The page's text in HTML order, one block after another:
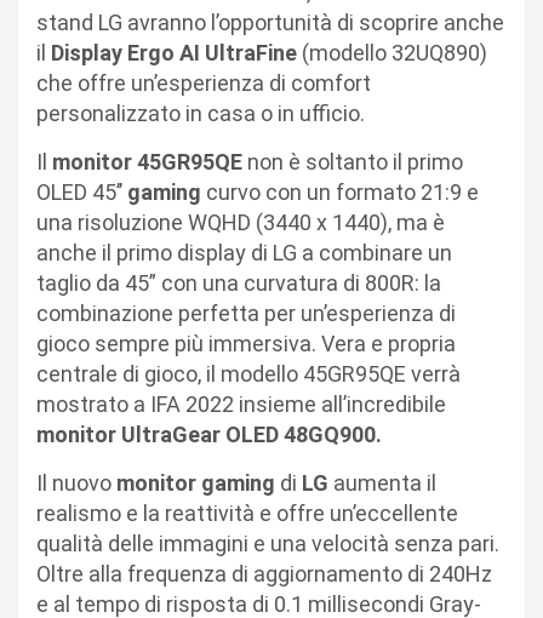
stand LG avranno l’opportunità di scoprire anche
il Display Ergo AI UltraFine (modello 32UQ890)
che offre un’esperienza di comfort
personalizzato in casa o in ufficio.
Il monitor 45GR95QE non è soltanto il primo
OLED 45’’ gaming curvo con un formato 21:9 e
una risoluzione WQHD (3440 x 1440), ma è
anche il primo display di LG a combinare un
taglio da 45” con una curvatura di 800R: la
combinazione perfetta per un’esperienza di
gioco sempre più immersiva. Vera e propria
centrale di gioco, il modello 45GR95QE verrà
mostrato a IFA 2022 insieme all’incredibile
monitor UltraGear OLED 48GQ900.
Il nuovo monitor gaming di LG aumenta il
realismo e la reattività e offre un’eccellente
qualità delle immagini e una velocità senza pari.
Oltre alla frequenza di aggiornamento di 240Hz
e al tempo di risposta di 0.1 millisecondi Gray-